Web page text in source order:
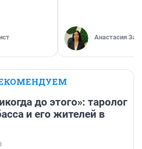
Анастасия
до этого»: таролог
и его жителей в